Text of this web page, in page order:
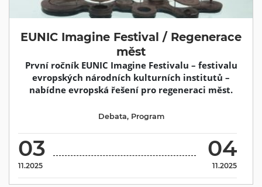
EUNIC Imagine Festival / Regenerace
měst
První ročník EUNIC Imagine Festivalu – festivalu
evropských národních kulturních institutů –
nabídne evropská řešení pro regeneraci měst.
03
11.2025
04
11.2025
Debata, Program